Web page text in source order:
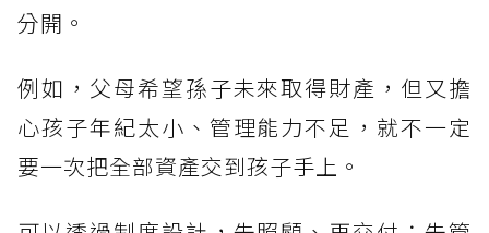
分開。
例如，父母希望孫子未來取得財產，但又擔
心孩子年紀太小、管理能力不足，就不一定
要一次把全部資產交到孩子手上。